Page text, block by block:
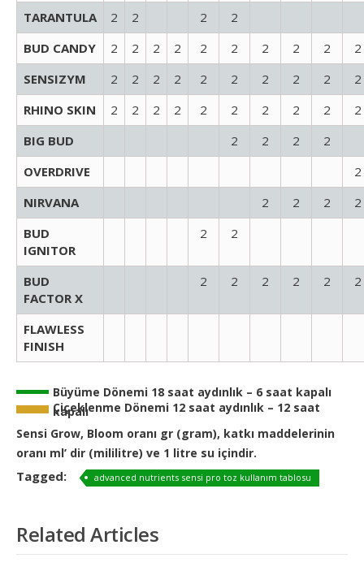
TARANTULA
2 2 2
2
BUD CANDY
2 2 2 2 2 2 2 2 2
2
SENSIZYM
2 2 2 2 2 2 2 2 2
2
RHINO SKIN
2 2 2 2 2 2 2 2 2
2
BIG BUD
2 2 2
2
OVERDRIVE
2
NIRVANA
2 2 2
2
BUD
IGNITOR
2 2
BUD
FACTOR X
2 2 2 2 2 2
FLAWLESS
FINISH
Büyüme Dönemi 18 saat aydınlık – 6 saat kapalı
Çiçeklenme Dönemi 12 saat aydınlık – 12 saat
kapalı
Sensi Grow, Bloom oranı gr (gram), katkı maddelerinin
oranı ml’ dir (mililitre) ve 1 litre su içindir.
Tagged: advanced nutrients sensi pro toz kullanım tablosu
Related Articles